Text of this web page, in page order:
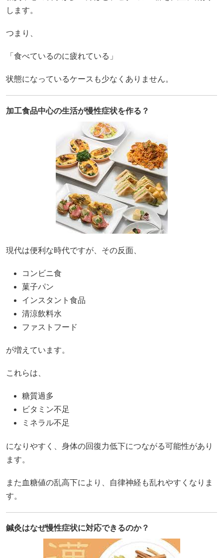
します。
つまり、
「食べているのに疲れている」
状態になっているケースも少なくありません。
加工食品中心の生活が慢性症状を作る？
現代は便利な時代ですが、その反面、
コンビニ食
菓子パン
インスタント食品
清涼飲料水
ファストフード
が増えています。
これらは、
糖質過多
ビタミン不足
ミネラル不足
になりやすく、身体の回復力低下につながる可能性があり
ます。
また血糖値の乱高下により、自律神経も乱れやすくなりま
す。
鍼灸はなぜ慢性症状に対応できるのか？